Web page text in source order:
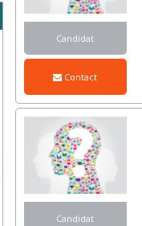
Candidat
Contact
Candidat